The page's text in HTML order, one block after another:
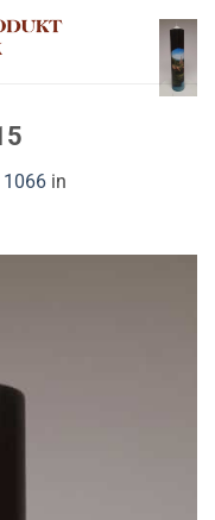
1066 in